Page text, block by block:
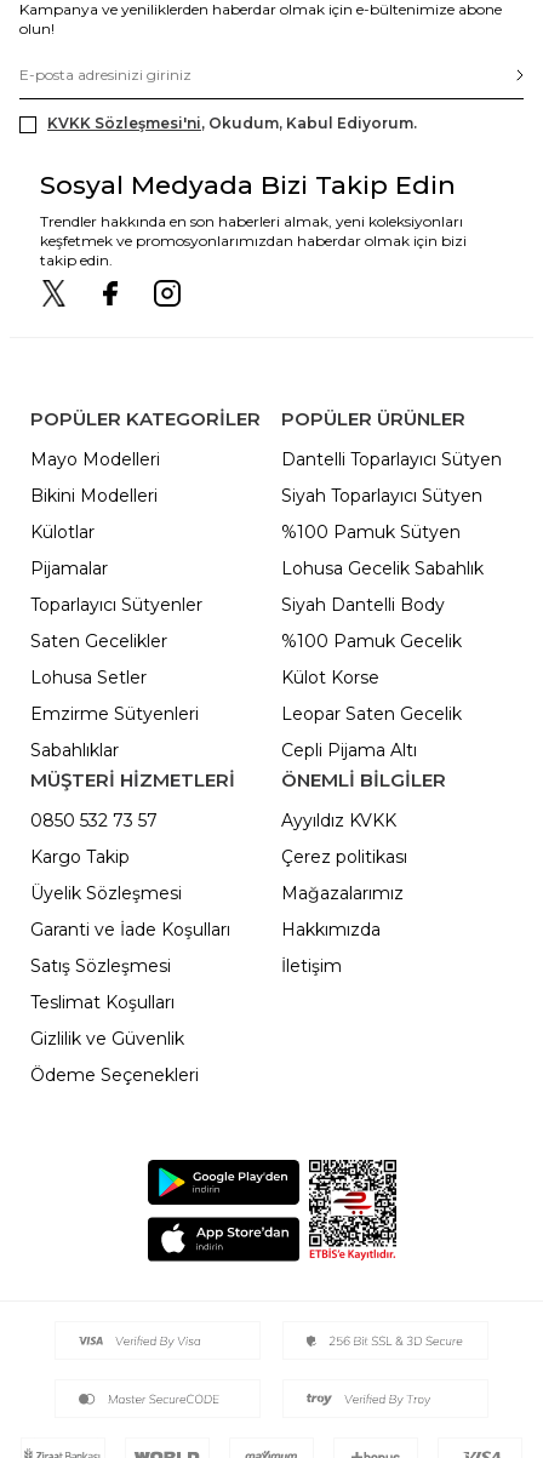
Kampanya ve yeniliklerden haberdar olmak için e-bültenimize abone
olun!
KVKK Sözleşmesi'ni, Okudum, Kabul Ediyorum.
Sosyal Medyada Bizi Takip Edin
Trendler hakkında en son haberleri almak, yeni koleksiyonları
keşfetmek ve promosyonlarımızdan haberdar olmak için bizi
takip edin.
POPÜLER KATEGORILER
Mayo Modelleri
Bikini Modelleri
Külotlar
Pijamalar
Toparlayıcı Sütyenler
Saten Gecelikler
Lohusa Setler
Emzirme Sütyenleri
Sabahlıklar
POPÜLER ÜRÜNLER
Dantelli Toparlayıcı Sütyen
Siyah Toparlayıcı Sütyen
%100 Pamuk Sütyen
Lohusa Gecelik Sabahlık
Siyah Dantelli Body
%100 Pamuk Gecelik
Külot Korse
Leopar Saten Gecelik
Cepli Pijama Altı
MÜŞTERİ HİZMETLERİ
0850 532 73 57
Kargo Takip
Üyelik Sözleşmesi
Garanti ve İade Koşulları
Satış Sözleşmesi
Teslimat Koşulları
Gizlilik ve Güvenlik
Ödeme Seçenekleri
ÖNEMLI BILGILER
Ayyıldız KVKK
Çerez politikası
Mağazalarımız
Hakkımızda
İletişim